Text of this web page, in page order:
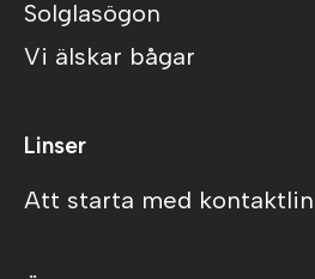
Solglasögon
Vi älskar bågar
Linser
Att starta med